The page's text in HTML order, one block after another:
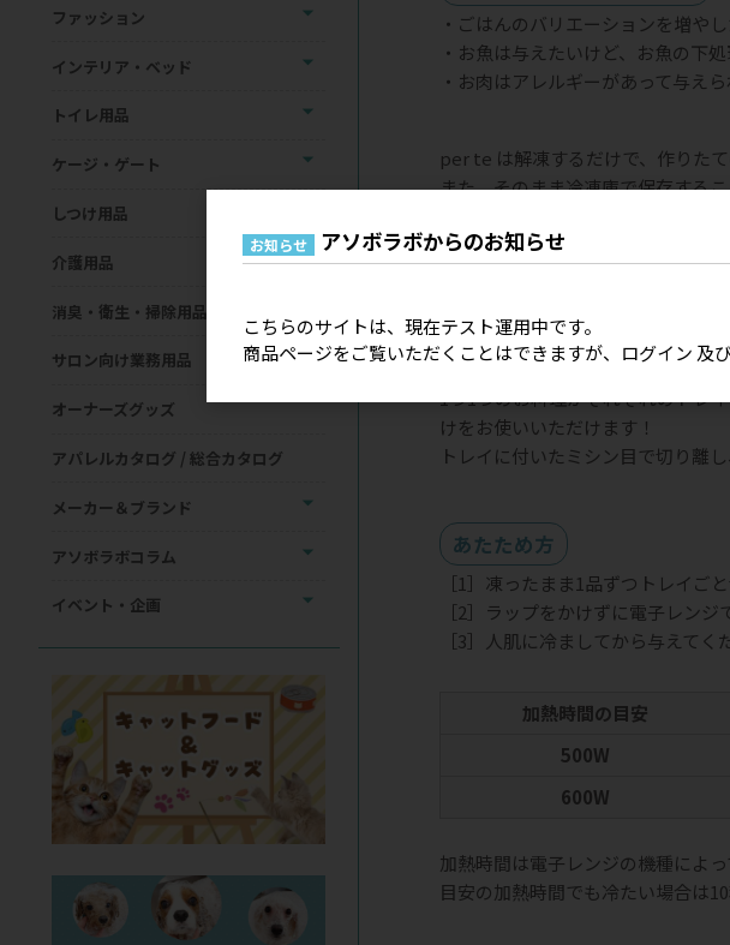
・ごはんのバリエーションを増や
・お魚は与えたいけど、お魚の下
・お肉はアレルギーがあって与え
per te は解凍するだけで、作りた
また、そのまま冷凍庫で保存する
使用方法
1つ1つのお料理がそれぞれのトレ
けをお使いいただけます！
トレイに付いたミシン目で切り離
あたため方
［1］凍ったまま1品ずつトレイご
［2］ラップをかけずに電子レンジ
［3］人肌に冷ましてから与えてく
加熱時間の目安
500W
600W
加熱時間は電子レンジの機種によっ
目安の加熱時間でも冷たい場合は
ファッション
インテリア・ベッド
トイレ用品
ケージ・ゲート
しつけ用品
介護用品
消臭・衛生・掃除用品
サロン向け業務用品
オーナーズグッズ
アパレルカタログ / 総合カタログ
メーカー＆ブランド
アソボラボコラム
イベント・企画
お知らせ アソボラボからのお知らせ
こちらのサイトは、現在テスト運用中です。
商品ページをご覧いただくことはできますが、ログイン 及